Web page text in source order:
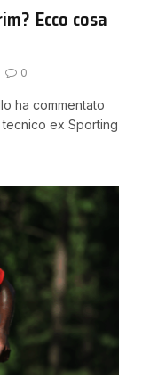
Ecco cosa
0
ha commentato
ex Sporting